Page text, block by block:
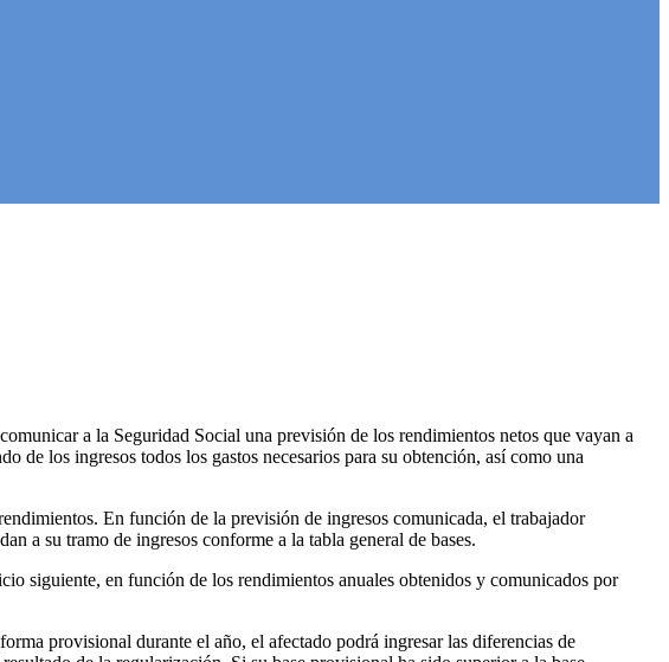
a la Seguridad Social una previsión de los rendimientos netos que vayan a
de los ingresos todos los gastos necesarios para su obtención, así como una
En función de la previsión de ingresos comunicada, el trabajador
a su tramo de ingresos conforme a la tabla general de bases.
siguiente, en función de los rendimientos anuales obtenidos y comunicados por
provisional durante el año, el afectado podrá ingresar las diferencias de